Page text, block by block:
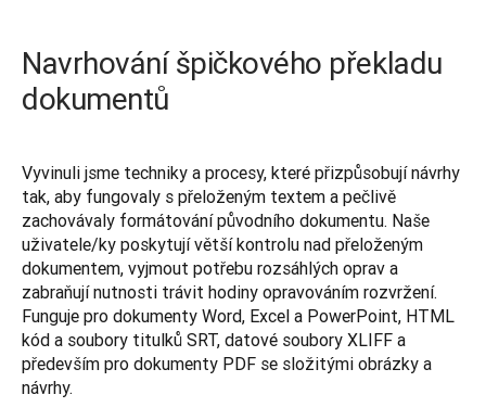
Navrhování špičkového překladu
dokumentů
Vyvinuli jsme techniky a procesy, které přizpůsobují návrhy
tak, aby fungovaly s přeloženým textem a pečlivě
zachovávaly formátování původního dokumentu. Naše
uživatele/ky poskytují větší kontrolu nad přeloženým
dokumentem, vyjmout potřebu rozsáhlých oprav a
zabraňují nutnosti trávit hodiny opravováním rozvržení.
Funguje pro dokumenty Word, Excel a PowerPoint, HTML
kód a soubory titulků SRT, datové soubory XLIFF a
především pro dokumenty PDF se složitými obrázky a
návrhy.